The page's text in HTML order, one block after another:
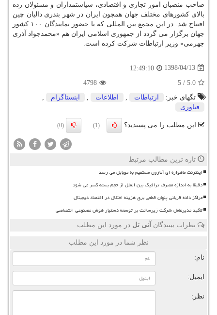
صاحب منصبان امور تجاری و اقتصادی، سیاستمداران و مسئولان رده
بالای كشورهای مختلف جهان همچون ایران در شهر بندری دالیان چین
افتتاح شد. در این مجمع بین المللی كه با حضور نمایندگان ۱۰۰ كشور
جهان برگزار می گردد از جمهوری اسلامی ایران هم «محمدجواد آذری
جهرمی» وزیر ارتباطات شركت كرده است.
1398/04/13
12:49:10
5.0
/
5
4798
تگهای خبر:
ارتباطات اطلاعات اینستاگرام
فناوری
این مطلب را می پسندید؟ (1)
(0)
تازه ترین مطالب مرتبط
اینترنت ماهواره ای آمازون مستقیم به موبایل می رسد
دقیقا به اندازه مصرف ترافیک بین الملل از حجم بسته کسر می شود
مراکز داده قربانی پنهان قطعی برق هزینه اختلال در اقتصاد دیجیتال
تاکید مدیرعامل شرکت زیرساخت بر توسعه دستیار هوش مصنوعی اختصاصی
نظرات بینندگان آنی تل در مورد این مطلب
نظر شما در مورد این مطلب
نام:
ایمیل:
نظر: